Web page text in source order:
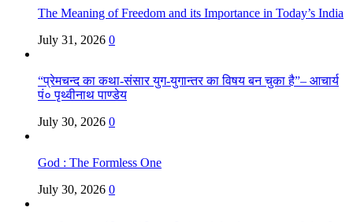
The Meaning of Freedom and its Importance in Today’s India
July 31, 2026 0
“प्रेमचन्द का कथा-संसार युग-युगान्तर का विषय बन चुका है”– आचार्य
पं० पृथ्वीनाथ पाण्डेय
July 30, 2026 0
God : The Formless One
July 30, 2026 0